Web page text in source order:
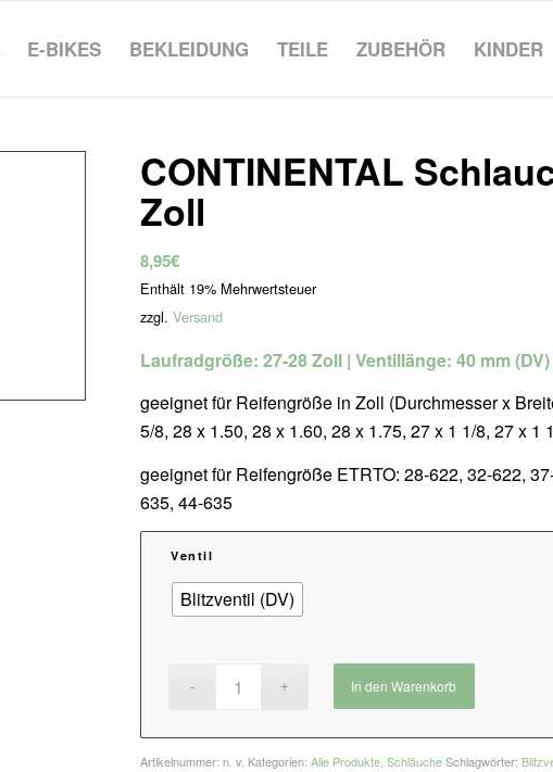
E-BIKES BEKLEIDUNG TEILE ZUBEHÖR KINDER
CONTINENTAL
Zoll
8,95€
Enthält 19% Mehrwertsteuer
zzgl.Versand
Laufradgröße: 27-28 Zoll | Ventillänge: 40 mm
geeignet für Reifengröße in Zoll (Durchmesser x
5/8, 28 x 1.50, 28 x 1.60, 28 x 1.75, 27 x 1 1/8, 27 x 1
geeignet für Reifengröße ETRTO: 28-622, 32-622,
635, 44-635
Ventil
Blitzventil (DV)
In den Warenkorb
Artikelnummer:n. v. Kategorien:Alle Produkte,Schläuche Schlagwörter: